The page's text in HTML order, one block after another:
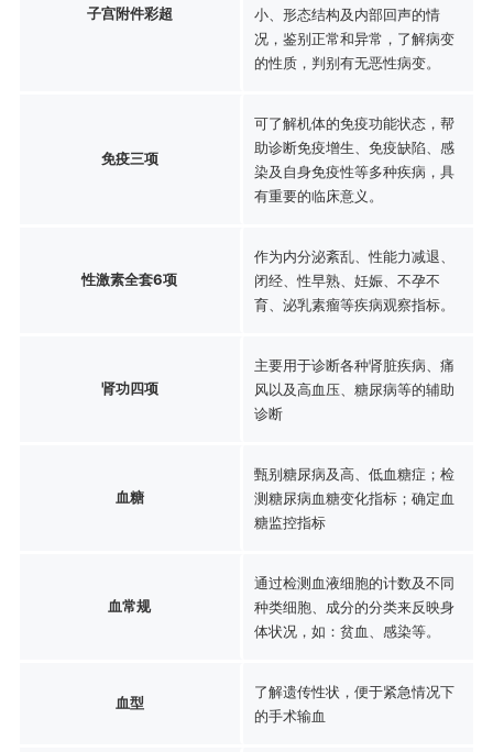
子宫附件彩超
小、形态结构及内部回声的情
况，鉴别正常和异常，了解病变
的性质，判别有无恶性病变。
免疫三项
可了解机体的免疫功能状态，帮
助诊断免疫增生、免疫缺陷、感
染及自身免疫性等多种疾病，具
有重要的临床意义。
性激素全套6项
作为内分泌紊乱、性能力减退、
闭经、性早熟、妊娠、不孕不
育、泌乳素瘤等疾病观察指标。
肾功四项
主要用于诊断各种肾脏疾病、痛
风以及高血压、糖尿病等的辅助
诊断
血糖
甄别糖尿病及高、低血糖症；检
测糖尿病血糖变化指标；确定血
糖监控指标
血常规
通过检测血液细胞的计数及不同
种类细胞、成分的分类来反映身
体状况，如：贫血、感染等。
血型
了解遗传性状，便于紧急情况下
的手术输血